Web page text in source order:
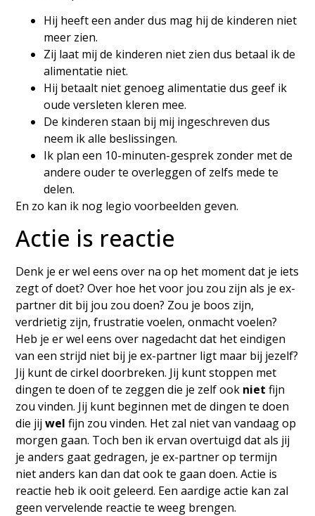
Hij heeft een ander dus mag hij de kinderen niet
meer zien.
Zij laat mij de kinderen niet zien dus betaal ik de
alimentatie niet.
Hij betaalt niet genoeg alimentatie dus geef ik
oude versleten kleren mee.
De kinderen staan bij mij ingeschreven dus
neem ik alle beslissingen.
Ik plan een 10-minuten-gesprek zonder met de
andere ouder te overleggen of zelfs mede te
delen.
En zo kan ik nog legio voorbeelden geven.
Actie is reactie
Denk je er wel eens over na op het moment dat je iets
zegt of doet? Over hoe het voor jou zou zijn als je ex-
partner dit bij jou zou doen? Zou je boos zijn,
verdrietig zijn, frustratie voelen, onmacht voelen?
Heb je er wel eens over nagedacht dat het eindigen
van een strijd niet bij je ex-partner ligt maar bij jezelf?
Jij kunt de cirkel doorbreken. Jij kunt stoppen met
dingen te doen of te zeggen die je zelf ook niet fijn
zou vinden. Jij kunt beginnen met de dingen te doen
die jijwel fijn zou vinden. Het zal niet van vandaag op
morgen gaan. Toch ben ik ervan overtuigd dat als jij
je anders gaat gedragen, je ex-partner op termijn
niet anders kan dan dat ook te gaan doen. Actie is
reactie heb ik ooit geleerd. Een aardige actie kan zal
geen vervelende reactie te weeg brengen.